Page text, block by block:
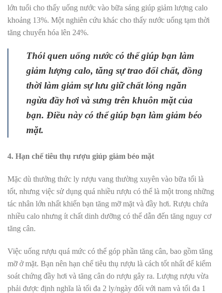
lớn tuổi cho thấy uống nước vào bữa sáng giúp giảm lượng calo
khoảng 13%. Một nghiên cứu khác cho thấy nước uống tạm thời
tăng chuyển hóa lên 24%.
Thói quen uống nước có thể giúp bạn làm
giảm lượng calo, tăng sự trao đổi chất, đồng
thời làm giảm sự lưu giữ chất lỏng ngăn
ngừa đầy hơi và sưng trên khuôn mặt của
bạn. Điều này có thể giúp bạn làm giảm béo
mặt.
4. Hạn chế tiêu thụ rượu giúp giảm béo mặt
Mặc dù thưởng thức ly rượu vang thường xuyên vào bữa tối là
tốt, nhưng việc sử dụng quá nhiều rượu có thể là một trong những
tác nhân lớn nhất khiến bạn tăng mỡ mặt và đầy hơi. Rượu chứa
nhiều calo nhưng ít chất dinh dưỡng có thể dẫn đến tăng nguy cơ
tăng cân.
Việc uống rượu quá mức có thể góp phần tăng cân, bao gồm tăng
mỡ ở mặt. Bạn nên hạn chế tiêu thụ rượu là cách tốt nhất để kiểm
soát chứng đầy hơi và tăng cân do rượu gây ra. Lượng rượu vừa
phải được định nghĩa là tối đa 2 ly/ngày đối với nam và tối đa 1